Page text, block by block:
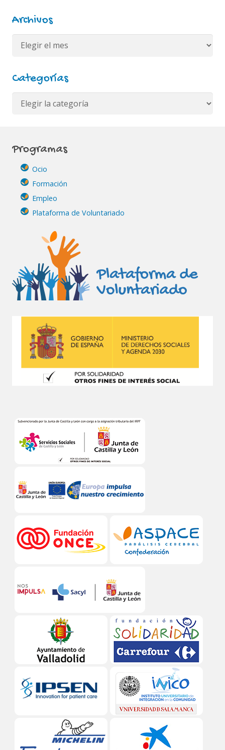
Archivos
Archivos
Categorías
Categorías
Programas
Ocio
Formación
Empleo
Plataforma de Voluntariado